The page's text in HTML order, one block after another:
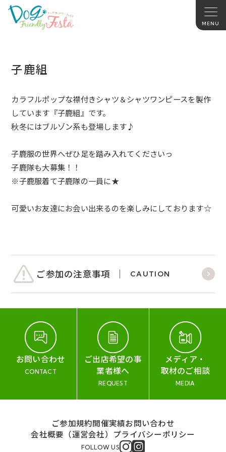
子鹿組
カラフルポップな襟付きシャツ＆シャツワンピースを製作
しています『子鹿組』です。
秋冬にはブルゾン系も登場します♪
子鹿服の世界へぜひ足を踏み入れてくださいっ
子鹿隊も大募集！！
※子鹿服着て子鹿隊の一員に★
可愛いお友達にお会い出来るのを楽しみにしております☆
ご参加の注意事項 CAUTION
お問い合わせ
CONTACT
ご出店希望の事
業者様へ
REQUEST
メディア・
取材のご相談
MEDIA
ご参加規約開催実績お問い合わせ
会社概要（運営会社） プライバシーポリシー
FOLLOW US